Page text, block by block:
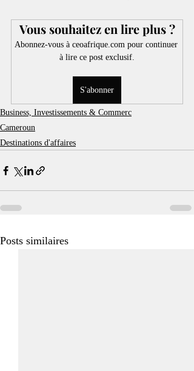
Vous souhaitez en lire plus ?
Abonnez-vous à ceoafrique.com pour continuer
à lire ce post exclusif.
S'abonner
Business, Investissements & Commerc
Cameroun
Destinations d'affaires
Posts similaires